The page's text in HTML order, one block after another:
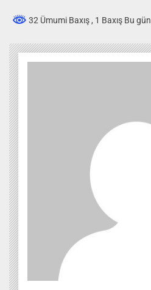
32 Ümumi Baxış , 1 Baxış Bu gün